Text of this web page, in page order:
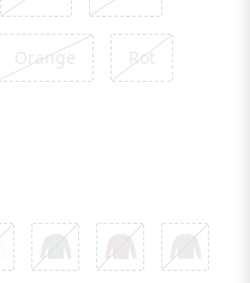
Orange Rot